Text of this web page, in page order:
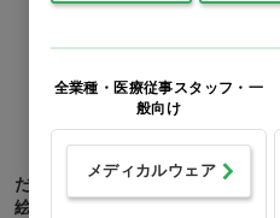
だまし絵・かくし絵・さかさ
絵で遊ぼう! 行事だいすき!(6
全業種・医療従事スタッフ・一
般向け
メディカルウェア